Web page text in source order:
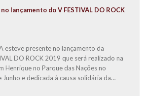
lançamento do V FESTIVAL DO ROCK
esteve presente no lançamento da
DO ROCK 2019 que será realizado na
Henrique no Parque das Nações no
e dedicada à causa solidária da